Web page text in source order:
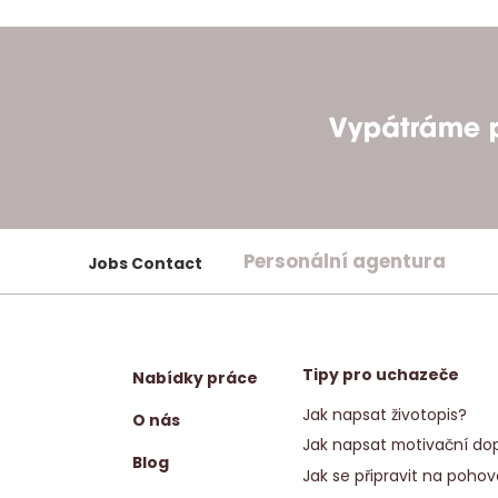
Jobs Contact Personální agentura
Nabídky práce
O nás
Blog
Tipy pro uchazeče
Jak napsat životopis?
Jak napsat motivační
Jak se připravit na